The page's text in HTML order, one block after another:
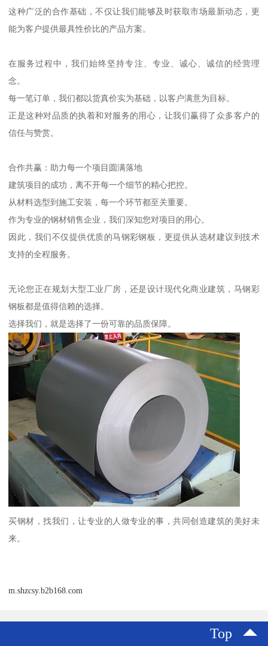
这种广泛的合作基础，不仅让我们能够及时获取市场最新动态，更
能为客户提供最具性价比的产品方案。
在服务过程中，我们始终坚持专注、专业、诚心、诚信的经营理
念。
每一笔订单，我们都以货真价实为基础，以客户满意为目标。
正是这种对品质的执着和对服务的用心，让我们赢得了众多客户的
信任与赞赏。
合作共赢：助力每一个项目圆满落地
建筑项目的成功，离不开每一个细节的精心把控。
从材料选型到施工安装，每一个环节都至关重要。
作为专业的钢材销售企业，我们深知您对项目的用心。
因此，我们不仅提供优质的马钢彩钢板，更提供从选材建议到技术
支持的全程服务。
无论您正在规划大型工业厂房，还是设计现代化商业建筑，马钢彩
钢板都是值得信赖的选择。
选择我们，就是选择了一份可靠的品质保障。
买钢材，找我们，让专业的人做专业的事，共同创造建筑的美好未
来。
m.shzcsy.b2b168.com
Top